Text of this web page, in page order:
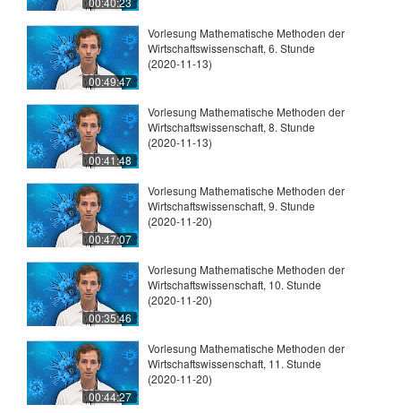
00:49:47
Vorlesung Mathematische Methoden der
Wirtschaftswissenschaft, 6. Stunde
(2020-11-13)
00:41:48
Vorlesung Mathematische Methoden der
Wirtschaftswissenschaft, 8. Stunde
(2020-11-13)
00:47:07
Vorlesung Mathematische Methoden der
Wirtschaftswissenschaft, 9. Stunde
(2020-11-20)
00:35:46
Vorlesung Mathematische Methoden der
Wirtschaftswissenschaft, 10. Stunde
(2020-11-20)
00:44:27
Vorlesung Mathematische Methoden der
Wirtschaftswissenschaft, 11. Stunde
(2020-11-20)